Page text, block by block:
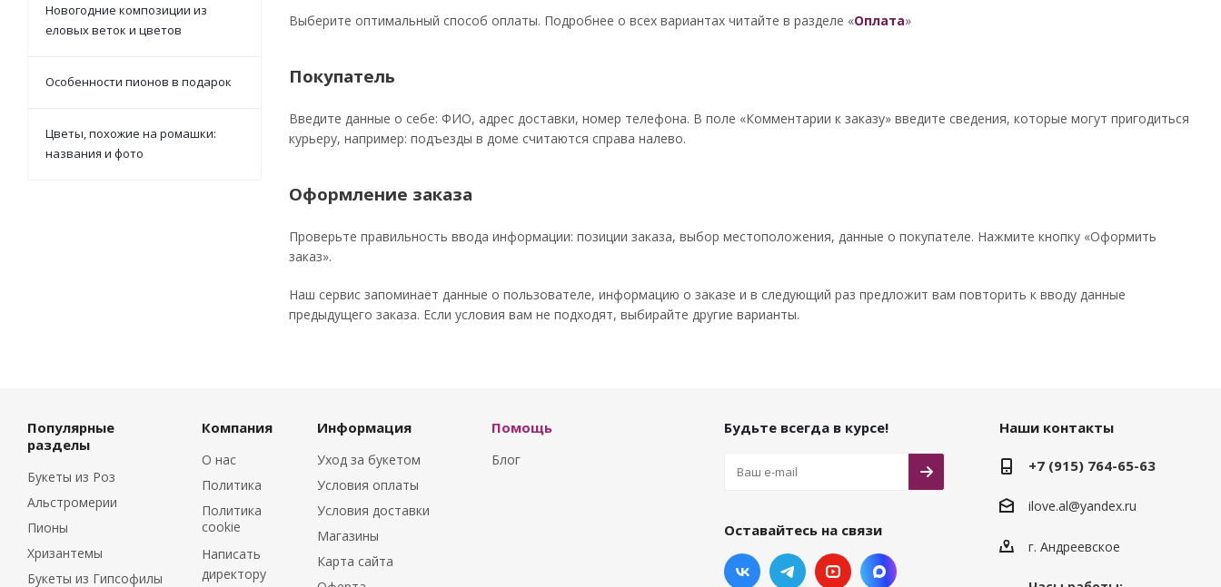
Выберите оптимальный способ оплаты. Подробнее о всех вариантах читайте в разделе «Оплата»
Покупатель
Введите данные о себе: ФИО, адрес доставки, номер телефона. В поле «Комментарии к заказу» введите сведения, которые могут пригодиться
курьеру, например: подъезды в доме считаются справа налево.
Оформление заказа
Проверьте правильность ввода информации: позиции заказа, выбор местоположения, данные о покупателе. Нажмите кнопку «Оформить
заказ».
Наш сервис запоминает данные о пользователе, информацию о заказе и в следующий раз предложит вам повторить к вводу данные
предыдущего заказа. Если условия вам не подходят, выбирайте другие варианты.
Новогодние композиции из
еловых веток и цветов
Особенности пионов в подарок
Цветы, похожие на ромашки:
названия и фото
Популярные
разделы
Букеты из Роз
Альстромерии
Пионы
Хризантемы
Букеты из Гипсофилы
Компания
О нас
Политика
Политика
cookie
Написать
директору
Информация
Уход за букетом
Условия оплаты
Условия доставки
Магазины
Карта сайта
Помощь
Блог
Будьте всегда в курсе!
Оставайтесь на связи
Наши контакты
+7 (915) 764-65-63
ilove.al@yandex.ru
г. Андреевское